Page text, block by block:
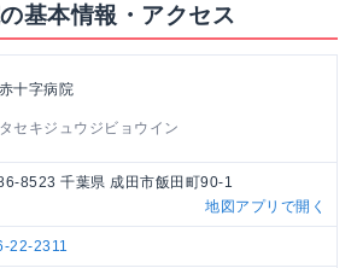
基本情報・アクセス
十字病院
セキジュウジビョウイン
8523 千葉県 成田市飯田町90-1
地図アプリで開く
22-2311